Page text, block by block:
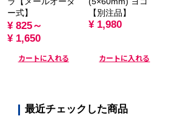
ー式】
¥ 825～
¥ 1,650
カートに入れる
【別注品】
¥ 1,980
カートに入れる
最近チェックした商品